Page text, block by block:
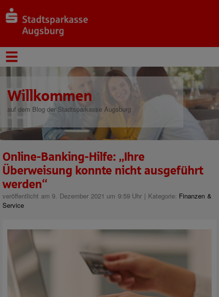
Willkommen
auf dem Blog der Stadtsparkasse Augsburg
Online-Banking-Hilfe: „Ihre
Überweisung konnte nicht ausgeführt
werden“
veröffentlicht am 9. Dezember 2021 um 9:59 Uhr | Kategorie: Finanzen &
Service